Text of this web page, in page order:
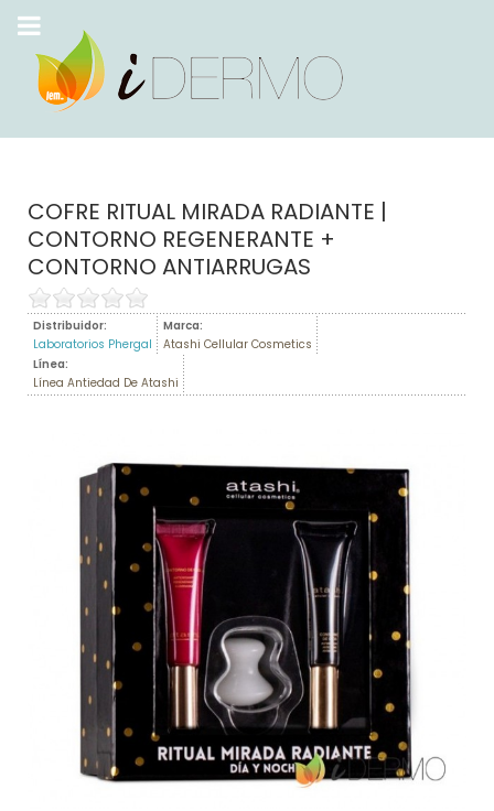
COFRE RITUAL MIRADA RADIANTE |
CONTORNO REGENERANTE +
CONTORNO ANTIARRUGAS
Distribuidor:
Laboratorios Phergal
Marca:
Atashi Cellular Cosmetics
Línea:
Línea Antiedad De Atashi